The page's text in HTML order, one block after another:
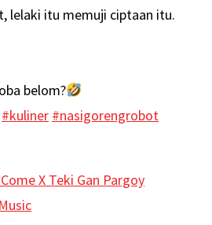
lelaki itu memuji ciptaan itu.
belom?
#kuliner #nasigorengrobot
X Teki Gan Pargoy